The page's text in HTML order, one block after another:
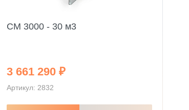
CM 3000 - 30 м3
3 661 290 ₽
Артикул: 2832